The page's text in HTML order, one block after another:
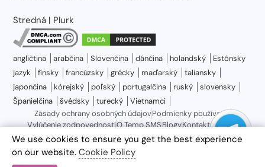
Stredná | Plurk
angličtina arabčina Slovenčina dánčina holandský
Estónsky
jazyk
fínsky francúzsky grécky maďarský
taliansky
japončina
kórejský poľský portugalčina ruský
slovensky
Španielčina
švédsky turecký
Vietnamci
Zásady ochrany osobných údajovPodmienky používania
Vylúčenie zodpovednostiO Temp SMSBlogyKontaktujte nás
Sitemap
We use cookies to ensure you get the best experience
on our website. Cookie Policy